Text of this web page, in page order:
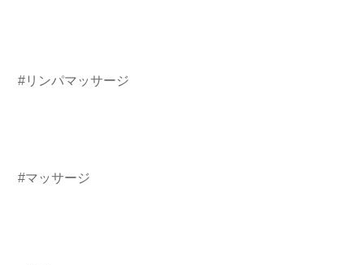
#リンパマッサージ
#マッサージ